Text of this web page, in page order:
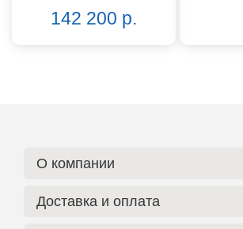
142 200 р.
О компании
Доставка и оплата